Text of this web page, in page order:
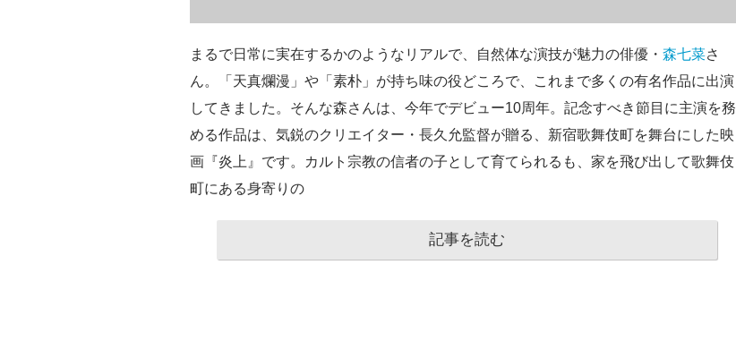
まるで日常に実在するかのようなリアルで、自然体な演技が魅力の俳優・ 森七菜さ
ん。「天真爛漫」や「素朴」が持ち味の役どころで、これまで多くの有名作品に出演
してきました。そんな森さんは、今年でデビュー10周年。記念すべき節目に主演を務
める作品は、気鋭のクリエイター・長久允監督が贈る、新宿歌舞伎町を舞台にした映
画『炎上』です。カルト宗教の信者の子として育てられるも、家を飛び出して歌舞伎
町にある身寄りの
記事を読む